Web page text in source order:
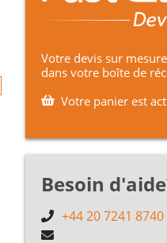
Votre devis sur
dans votre boîte de
Votre panier est
Besoin
+44 20 7241 8740